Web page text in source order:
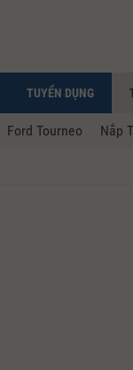
TUYỂN DỤNG
Ford Tourneo Nắp